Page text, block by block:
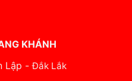
KHÁNH
Lập -Đắk Lắk